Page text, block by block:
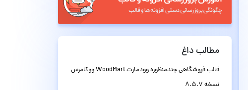
مطالب داغ
قالب فروشگاهی چندمنظوره وودمارت WoodMart ووکامرس
نسخه 8.5.7